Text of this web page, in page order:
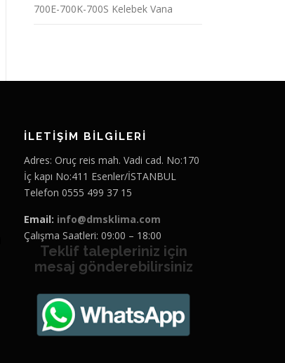
700E-700K-700S Kelebek Vana
İLETİŞİM BİLGİLERİ
Adres: Oruç reis mah. Vadi cad. No:170
İç kapı No:411 Esenler/İSTANBUL
Telefon 0555 499 37 15
Email: info@dmsklima.com
Çalışma Saatleri: 09:00 – 18:00
Teklif talepleriniz için
mesaj gönderebilirsiniz